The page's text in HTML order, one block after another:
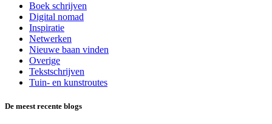
Boek schrijven
Digital nomad
Inspiratie
Netwerken
Nieuwe baan vinden
Overige
Tekstschrijven
Tuin- en kunstroutes
De meest recente blogs